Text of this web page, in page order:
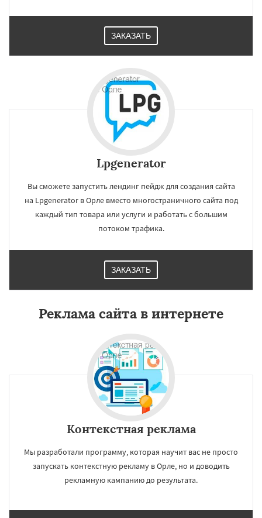
ЗАКАЗАТЬ
Lpgenerator
Вы сможете запустить лендинг пейдж для создания сайта
на Lpgenerator в Орле вместо многостраничного сайта под
каждый тип товара или услуги и работать с большим
потоком трафика.
ЗАКАЗАТЬ
Реклама сайта в интернете
Контекстная реклама
Мы разработали программу, которая научит вас не просто
запускать контекстную рекламу в Орле, но и доводить
рекламную кампанию до результата.